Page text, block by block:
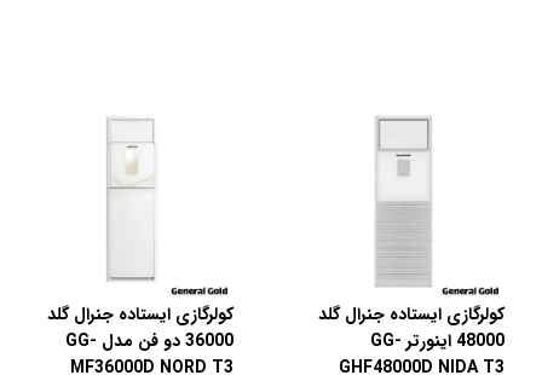
کولرگازی ایستاده جنرال گلد
48000 اینورتر GG-
GHF48000D NIDA T3
کولرگازی ایستاده جنرال گلد
36000 دو فن مدل GG-
MF36000D NORD T3